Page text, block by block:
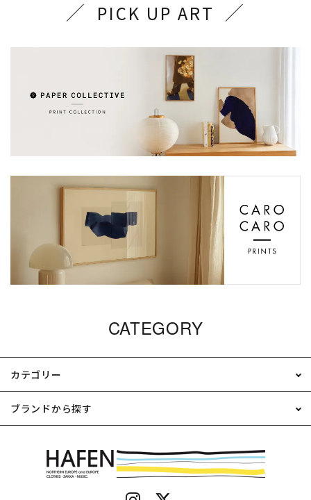
PICK UP ART
CATEGORY
カテゴリー
ブランドから探す